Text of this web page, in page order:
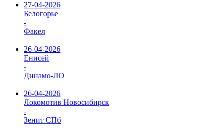
27-04-2026
Белогорье
-
Факел
26-04-2026
Енисей
-
Динамо-ЛО
26-04-2026
Локомотив Новосибирск
-
Зенит СПб